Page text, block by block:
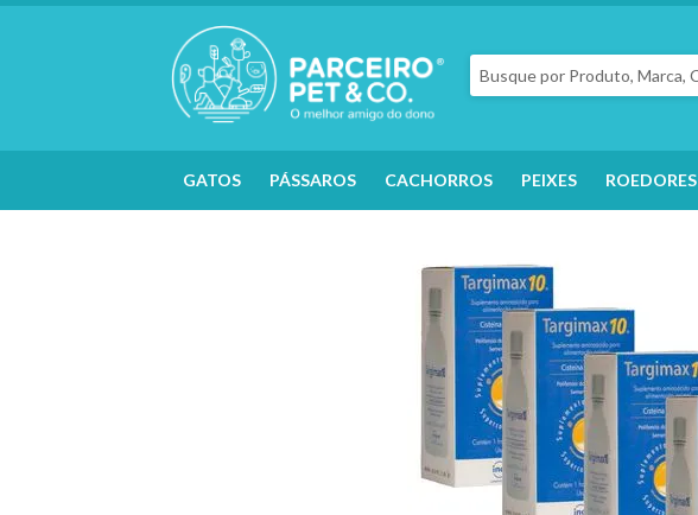
GATOS PÁSSAROS CACHORROS PEIXES ROEDORES